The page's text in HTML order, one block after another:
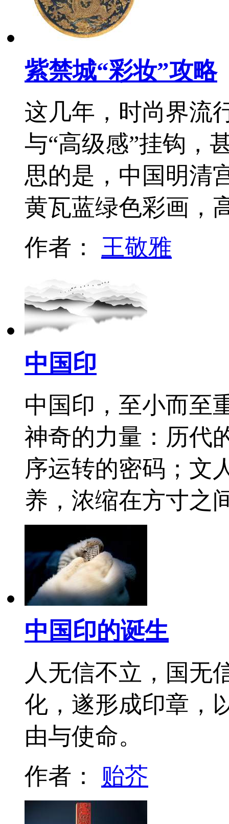
紫禁城“彩妆”攻略
这几年，时尚界流
与“高级感”挂钩，
思的是，中国明清
黄瓦蓝绿色彩画
作者： 王敬雅
中国印
中国印，至小而至
神奇的力量：历代
序运转的密码；文
养，浓缩在方寸
中国印的诞生
人无信不立，国无
化，遂形成印章，
由与使命。
作者： 贻芥